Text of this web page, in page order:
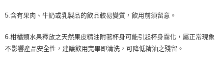
5.含有果肉、牛奶或乳製品的飲品較易變質，飲用前須留意。
6.柑橘類水果釋放之天然果皮精油附著杯身可能引起杯身霧化，屬正常現象
不影響產品安全性，建議飲用完畢即清洗，可降低精油之殘留。